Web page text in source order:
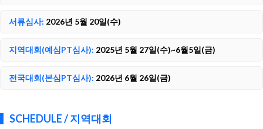
서류심사: 2026년 5월 20일(수)
지역대회(예심PT심사): 2025년 5월 27일(수)~6월5일(금)
전국대회(본심PT심사): 2026년 6월 26일(금)
SCHEDULE / 지역대회